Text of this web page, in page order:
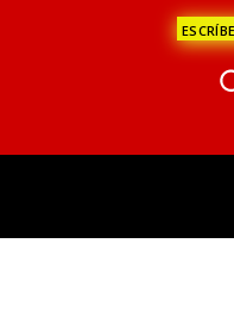
DEL RÍO 93.1 FM |